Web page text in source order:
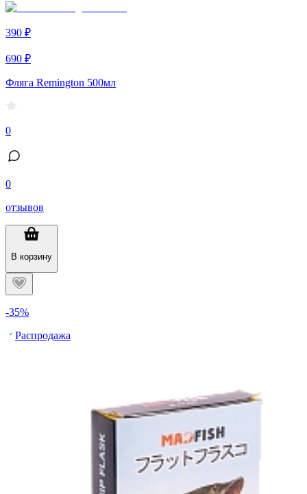
390 ₽
690 ₽
Фляга Remington 500мл
0
0
отзывов
В корзину
-35%
Распродажа